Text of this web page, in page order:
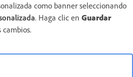
como banner seleccionando
. Haga clic en Guardar
cambios.